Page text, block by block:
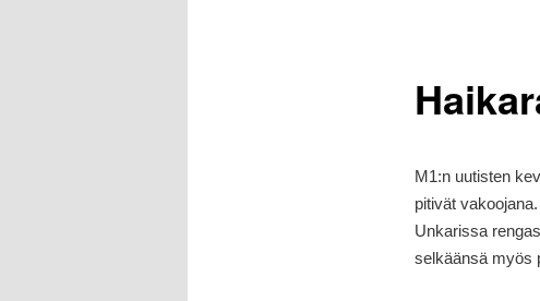
M1:n uutisten
pitivät
Unkarissa
selkäänsä myös